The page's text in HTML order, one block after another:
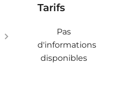
Tarifs
Pas
d'informations
disponibles